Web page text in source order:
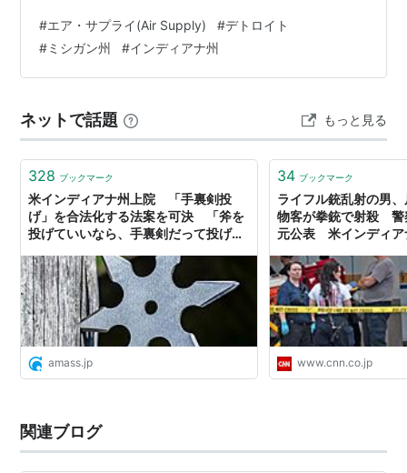
凄いでしょう？ 蝶々が縦に並んだシャツ、そしてジャケ
ットは背中にもドクロみたいな絵がついています。 何と
言うか…、感想を述べづらい衣装ですね。 そして、この
ね。 www.youtube.com ステージの後ろにもお客さんが
います…
#エア・サプライ(Air Supply) #デトロイト
#ミシガン州 #インディアナ州
ネットで話題 もっと見る
328 ブックマーク
米インディアナ州上院 「手裏剣投
げ」を合法化する法案を可決 「斧を
投げていいなら、手裏剣だって投げて
amass.jp
34 ブックマーク
ライフル銃乱射の男
物客が拳銃で射殺 警
元公表 米インディア
www.cnn.co.jp
関連ブログ